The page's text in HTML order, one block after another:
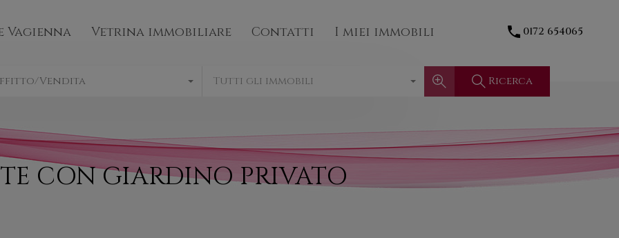
Bene Vagienna Vetrina immobiliare Contatti I miei immobili 0172 654065
Vagienna Vetrina immobiliare Contatti I miei immobili 0172 654065
Vendita Tutti gli immobili Ricerca
CON GIARDINO PRIVATO